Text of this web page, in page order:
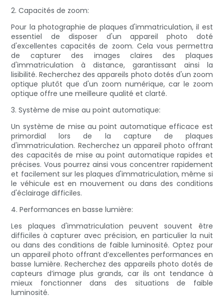
2. Capacités de zoom:
Pour la photographie de plaques d'immatriculation, il est
essentiel de disposer d'un appareil photo doté
d'excellentes capacités de zoom. Cela vous permettra
de capturer des images claires des plaques
d'immatriculation à distance, garantissant ainsi la
lisibilité. Recherchez des appareils photo dotés d'un zoom
optique plutôt que d'un zoom numérique, car le zoom
optique offre une meilleure qualité et clarté.
3. Système de mise au point automatique:
Un système de mise au point automatique efficace est
primordial lors de la capture de plaques
d'immatriculation. Recherchez un appareil photo offrant
des capacités de mise au point automatique rapides et
précises. Vous pourrez ainsi vous concentrer rapidement
et facilement sur les plaques d'immatriculation, même si
le véhicule est en mouvement ou dans des conditions
d'éclairage difficiles.
4. Performances en basse lumière:
Les plaques d'immatriculation peuvent souvent être
difficiles à capturer avec précision, en particulier la nuit
ou dans des conditions de faible luminosité. Optez pour
un appareil photo offrant d’excellentes performances en
basse lumière. Recherchez des appareils photo dotés de
capteurs d’image plus grands, car ils ont tendance à
mieux fonctionner dans des situations de faible
luminosité.